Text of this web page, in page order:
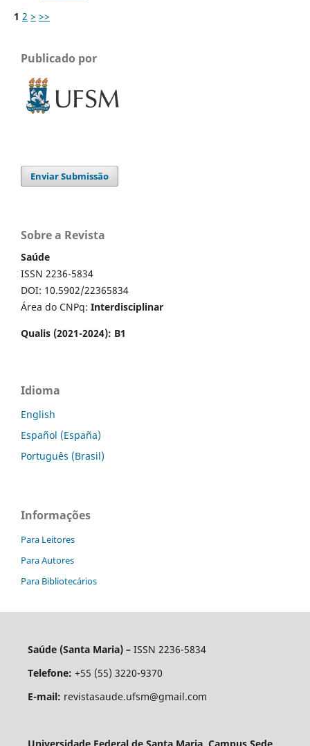
1 2 > >>
Publicado por
Enviar Submissão
Sobre a Revista
Saúde
ISSN 2236-5834
DOI: 10.5902/22365834
Área do CNPq: Interdisciplinar
Qualis (2021-2024): B1
Idioma
English
Español (España)
Português (Brasil)
Informações
Para Leitores
Para Autores
Para Bibliotecários
Saúde (Santa Maria) – ISSN 2236-5834
Telefone: +55 (55) 3220-9370
E-mail: revistasaude.ufsm@gmail.com
Universidade Federal de Santa Maria, Campus Sede